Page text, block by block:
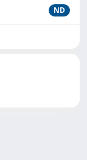
ND